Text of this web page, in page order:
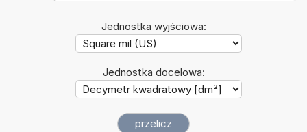
Jednostka wyjściowa:
Jednostka docelowa: